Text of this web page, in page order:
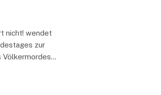
nicht! wendet
zur
Völkermordes…